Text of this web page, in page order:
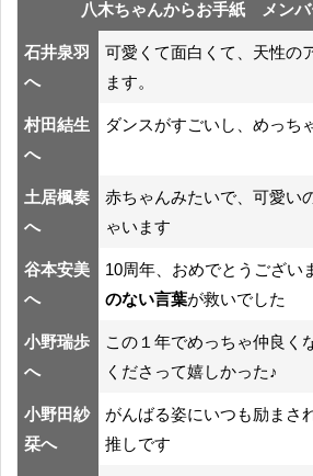
八木ちゃんからお手紙 メンバ
石井泉羽
へ
可愛くて面白くて、天性の
ます。
村田結生
へ
ダンスがすごいし、めっち
土居楓奏
へ
赤ちゃんみたいで、可愛い
ゃいます
谷本安美
へ
10周年、おめでとうござ
のない言葉が救いでした
小野瑞歩
へ
この１年でめっちゃ仲良
くださって嬉しかった♪
小野田紗
栞へ
がんばる姿にいつも励ま
推しです